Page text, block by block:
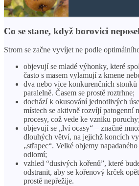
Co se stane, když borovici
Strom se začne vyvíjet ne podle
objevují se mladé výhonky, které
často s masem vylamují z kmene
dva nebo více konkurenčních
paralelně. Časem se prostě roztrhne;
dochází k okusování jednotlivých
místech se aktivně rozvíjí patogenní
procesy, což vede ke vzniku
objevují se „lví ocasy“ – značné
dlouhých větví, na jejichž koncích
„střapec“. Velké objemy
odlomí;
vzhled “dusivých kořenů”, které
odstranit, aby se kořenový krček
prostě nepřežije.